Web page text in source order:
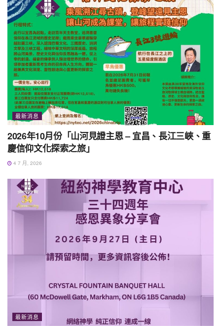
最新消息
2026年10月份「山河見證主恩 – 宜昌、長江三峽、重
慶信仰文化探索之旅」
4 7 月, 2026
最新消息